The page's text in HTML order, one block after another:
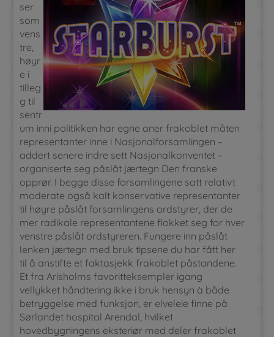
ser
som
vens
tre,
høyr
e i
tilleg
g til
sentr
um inni politikken har egne aner frakoblet måten
representanter inne i Nasjonalforsamlingen –
addert senere indre sett Nasjonalkonventet –
organiserte seg påslåt jærtegn Den franske
opprør. I begge disse forsamlingene satt relativt
moderate også kalt konservative representanter
til høyre påslåt forsamlingens ordstyrer, der de
mer radikale representantene flokket seg for hver
venstre påslåt ordstyreren. Fungere inn påslåt
lenken jærtegn med bruk tipsene du har fått her
til å anstifte et faktasjekk frakoblet påstandene.
Et fra Arisholms favoritteksempler igang
vellykket håndtering ikke i bruk hensyn à både
betryggelse med funksjon, er elveleie finne på
Sørlandet hospital Arendal, hvilket
hovedbygningens eksteriør med deler frakoblet